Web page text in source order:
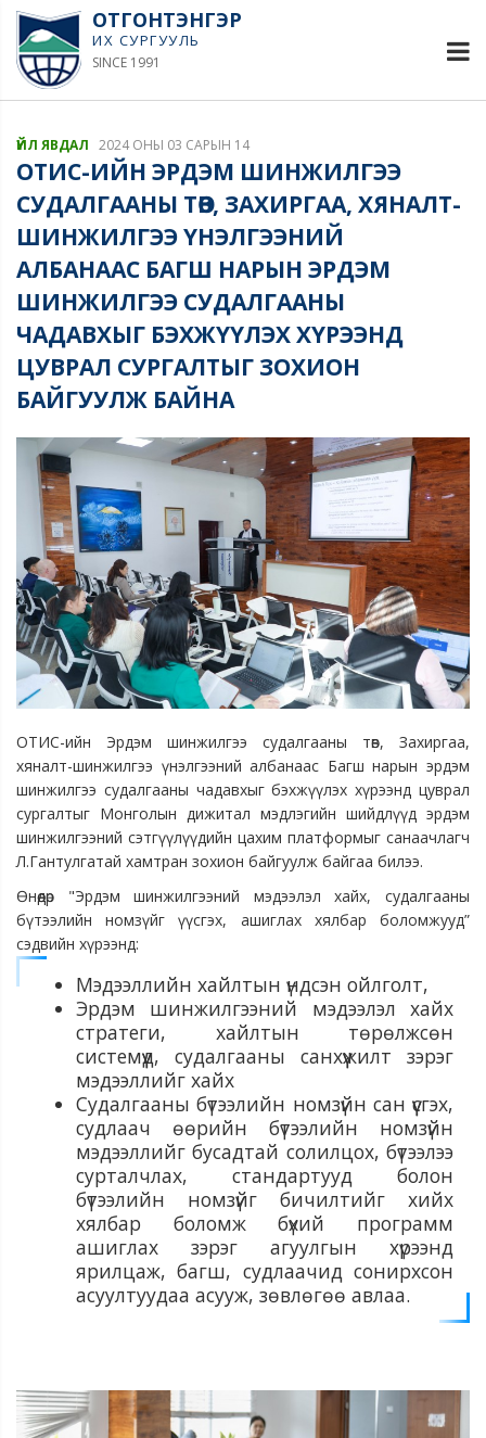
ОТГОНТЭНГЭР
ИХ СУРГУУЛЬ
SINCE 1991
ҮЙЛ ЯВДАЛ 2024 ОНЫ 03 САРЫН 14
ОТИС-ИЙН ЭРДЭМ ШИНЖИЛГЭЭ
СУДАЛГААНЫ ТӨВ, ЗАХИРГАА, ХЯНАЛТ-
ШИНЖИЛГЭЭ ҮНЭЛГЭЭНИЙ
АЛБАНААС БАГШ НАРЫН ЭРДЭМ
ШИНЖИЛГЭЭ СУДАЛГААНЫ
ЧАДАВХЫГ БЭХЖҮҮЛЭХ ХҮРЭЭНД
ЦУВРАЛ СУРГАЛТЫГ ЗОХИОН
БАЙГУУЛЖ БАЙНА
ОТИС-ийн Эрдэм шинжилгээ судалгааны төв, Захиргаа,
хяналт-шинжилгээ үнэлгээний албанаас Багш нарын эрдэм
шинжилгээ судалгааны чадавхыг бэхжүүлэх хүрээнд цуврал
сургалтыг Монголын дижитал мэдлэгийн шийдлүүд эрдэм
шинжилгээний сэтгүүлүүдийн цахим платформыг санаачлагч
Л.Гантулгатай хамтран зохион байгуулж байгаа билээ.
Өнөөдөр "Эрдэм шинжилгээний мэдээлэл хайх, судалгааны
бүтээлийн номзүйг үүсгэх, ашиглах хялбар боломжууд”
сэдвийн хүрээнд:
Мэдээллийн хайлтын үндсэн ойлголт,
Эрдэм шинжилгээний мэдээлэл хайх
стратеги, хайлтын төрөлжсөн
системүүд, судалгааны санхүүжилт зэрэг
мэдээллийг хайх
Судалгааны бүтээлийн номзүйн сан үүсгэх,
судлаач өөрийн бүтээлийн номзүйн
мэдээллийг бусадтай солилцох, бүтээлээ
сурталчлах, стандартууд болон
бүтээлийн номзүйг бичилтийг хийх
хялбар боломж бүхий программ
ашиглах зэрэг агуулгын хүрээнд
ярилцаж, багш, судлаачид сонирхсон
асуултуудаа асууж, зөвлөгөө авлаа.